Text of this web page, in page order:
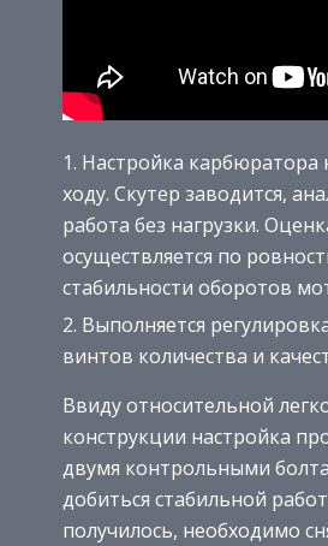
Настройка карбюратора
ходу. Скутер заводится,
работа без нагрузки.
осуществляется по
стабильности оборотов
Выполняется
винтов количества и
Ввиду относительной
конструкции настройка
двумя контрольными
добиться стабильной
получилось, необходимо